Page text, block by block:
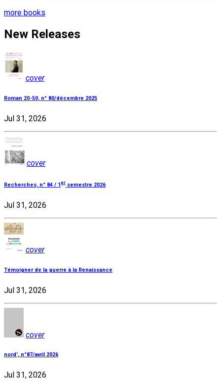
more books
New Releases
cover
Roman 20-50, n° 80/décembre 2025
Jul 31, 2026
cover
Recherches, n° 84 / 1er semestre 2026
Jul 31, 2026
cover
Témoigner de la guerre à la Renaissance
Jul 31, 2026
cover
nord', n°87/avril 2026
Jul 31, 2026